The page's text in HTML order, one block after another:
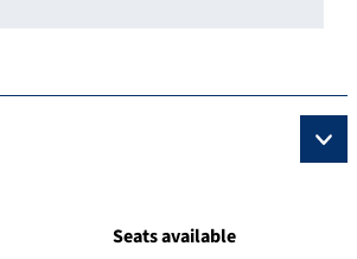
Seats available